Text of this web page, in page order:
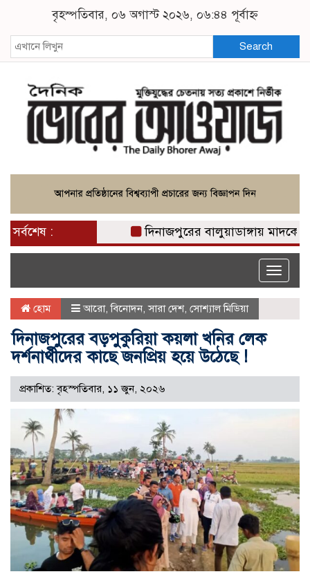
বৃহস্পতিবার, ০৬ অগাস্ট ২০২৬, ০৬:৪৪ পূর্বাহ্ন
Search
সর্বশেষ : দিনাজপুরের বালুয়াডাঙ্গায় মাদকের
Toggle
হোম আরো,বিনোদন,সারা দেশ, সোশ্যাল মিডিয়া
দিনাজপুরের বড়পুকুরিয়া কয়লা খনির লেক
দর্শনার্থীদের কাছে জনপ্রিয় হয়ে উঠেছে !
প্রকাশিত: বৃহস্পতিবার, ১১ জুন, ২০২৬